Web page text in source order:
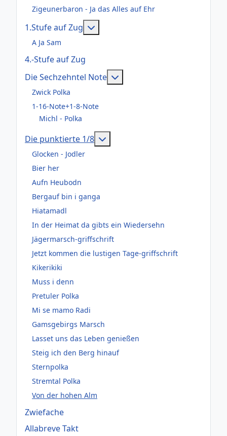
Zigeunerbaron - Ja das Alles auf Ehr
1.Stufe auf Zug
A Ja Sam
4.-Stufe auf Zug
Die Sechzehntel Note
Zwick Polka
1-16-Note+1-8-Note
Michl - Polka
Die punktierte 1/8
Glocken - Jodler
Bier her
Aufn Heubodn
Bergauf bin i ganga
Hiatamadl
In der Heimat da gibts ein Wiedersehn
Jägermarsch-griffschrift
Jetzt kommen die lustigen Tage-griffschrift
Kikerikiki
Muss i denn
Pretuler Polka
Mi se mamo Radi
Gamsgebirgs Marsch
Lasset uns das Leben genießen
Steig ich den Berg hinauf
Sternpolka
Stremtal Polka
Von der hohen Alm
Zwiefache
Allabreve Takt